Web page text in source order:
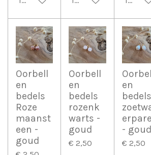
Oorbell
en
bedels
Roze
maanst
een -
goud
Oorbell
en
bedels
rozenk
warts -
goud
€ 2,50
en
bedels
- goud
€ 2,50